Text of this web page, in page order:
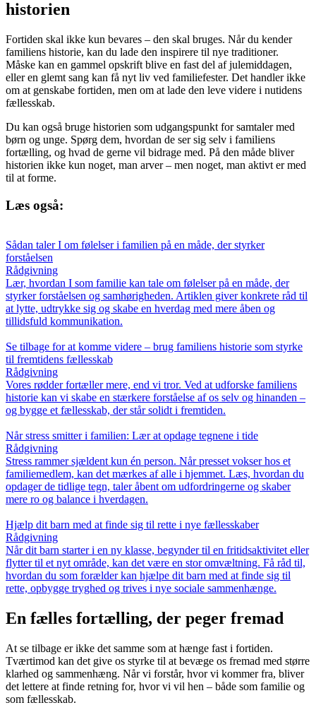
historien
Fortiden skal ikke kun bevares – den skal bruges. Når du kender
familiens historie, kan du lade den inspirere til nye traditioner.
Måske kan en gammel opskrift blive en fast del af julemiddagen,
eller en glemt sang kan få nyt liv ved familiefester. Det handler ikke
om at genskabe fortiden, men om at lade den leve videre i nutidens
fællesskab.
Du kan også bruge historien som udgangspunkt for samtaler med
børn og unge. Spørg dem, hvordan de ser sig selv i familiens
fortælling, og hvad de gerne vil bidrage med. På den måde bliver
historien ikke kun noget, man arver – men noget, man aktivt er med
til at forme.
Læs også:
Sådan taler I om følelser i familien på en måde, der styrker
forståelsen
Rådgivning
Lær, hvordan I som familie kan tale om følelser på en måde, der
styrker forståelsen og samhørigheden. Artiklen giver konkrete råd til
at lytte, udtrykke sig og skabe en hverdag med mere åben og
tillidsfuld kommunikation.
Se tilbage for at komme videre – brug familiens historie som styrke
til fremtidens fællesskab
Rådgivning
Vores rødder fortæller mere, end vi tror. Ved at udforske familiens
historie kan vi skabe en stærkere forståelse af os selv og hinanden –
og bygge et fællesskab, der står solidt i fremtiden.
Når stress smitter i familien: Lær at opdage tegnene i tide
Rådgivning
Stress rammer sjældent kun én person. Når presset vokser hos et
familiemedlem, kan det mærkes af alle i hjemmet. Læs, hvordan du
opdager de tidlige tegn, taler åbent om udfordringerne og skaber
mere ro og balance i hverdagen.
Hjælp dit barn med at finde sig til rette i nye fællesskaber
Rådgivning
Når dit barn starter i en ny klasse, begynder til en fritidsaktivitet eller
flytter til et nyt område, kan det være en stor omvæltning. Få råd til,
hvordan du som forælder kan hjælpe dit barn med at finde sig til
rette, opbygge tryghed og trives i nye sociale sammenhænge.
En fælles fortælling, der peger fremad
At se tilbage er ikke det samme som at hænge fast i fortiden.
Tværtimod kan det give os styrke til at bevæge os fremad med større
klarhed og sammenhæng. Når vi forstår, hvor vi kommer fra, bliver
det lettere at finde retning for, hvor vi vil hen – både som familie og
som fællesskab.